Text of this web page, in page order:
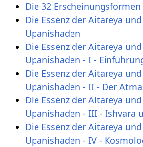
Die 32 Erscheinungsformen
Die Essenz der Aitareya
Upanishaden
Die Essenz der Aitareya
Upanishaden - I -
Die Essenz der Aitareya
Upanishaden - II - Der
Die Essenz der Aitareya
Upanishaden - III - Ishvara
Die Essenz der Aitareya
Upanishaden - IV -